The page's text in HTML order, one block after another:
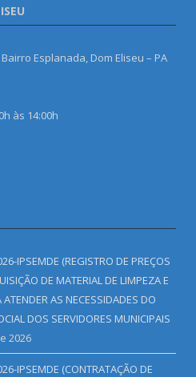
Esplanada, Dom Eliseu – PA
às 14:00h
IPSEMDE (REGISTRO DE PREÇOS
DE MATERIAL DE LIMPEZA E
AS NECESSIDADES DO
DOS SERVIDORES MUNICIPAIS
2026
IPSEMDE (CONTRATAÇÃO DE